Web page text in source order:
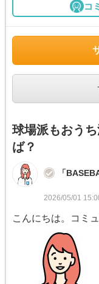
コ
球場派もおう
ば？
「
2026/05/01
こんにちは。コミ